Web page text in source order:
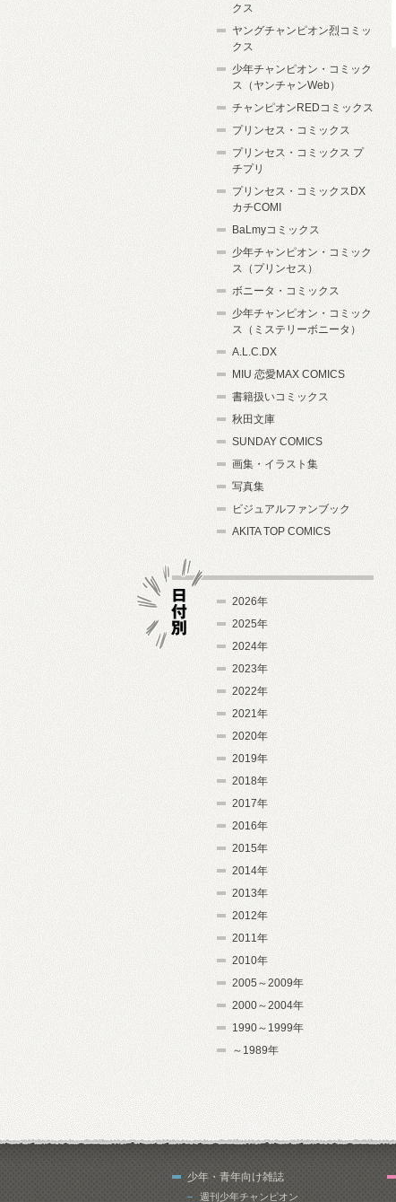
クス
ヤングチャンピオン烈コミッ
クス
少年チャンピオン・コミック
ス（ヤンチャンWeb）
チャンピオンREDコミックス
プリンセス・コミックス
プリンセス・コミックス プ
チプリ
プリンセス・コミックスDX
カチCOMI
BaLmyコミックス
少年チャンピオン・コミック
ス（プリンセス）
ボニータ・コミックス
少年チャンピオン・コミック
ス（ミステリーボニータ）
A.L.C.DX
MIU 恋愛MAX COMICS
書籍扱いコミックス
秋田文庫
SUNDAY COMICS
画集・イラスト集
写真集
ビジュアルファンブック
AKITA TOP COMICS
2026年
2025年
2024年
2023年
2022年
2021年
2020年
2019年
2018年
2017年
2016年
2015年
2014年
2013年
2012年
2011年
2010年
2005～2009年
2000～2004年
1990～1999年
～1989年
少年・青年向け雑誌
週刊少年チャンピオン